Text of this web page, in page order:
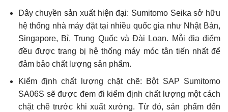
Dây chuyền sản xuất hiện đại: Sumitomo Seika sở hữu
hệ thống nhà máy đặt tại nhiều quốc gia như Nhật Bản,
Singapore, Bỉ, Trung Quốc và Đài Loan. Mỗi địa điểm
đều được trang bị hệ thống máy móc tân tiến nhất để
đảm bảo chất lượng sản phẩm.
Kiểm định chất lượng chặt chẽ: Bột SAP Sumitomo
SA06S sẽ được đem đi kiểm định chất lượng một cách
chặt chẽ trước khi xuất xưởng. Từ đó, sản phẩm đến